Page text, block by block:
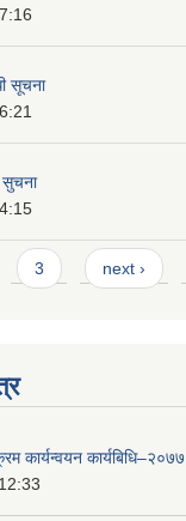
सूचना
सुचना
3 next ›
कार्यन्वयन कार्यबिधि–२०७७